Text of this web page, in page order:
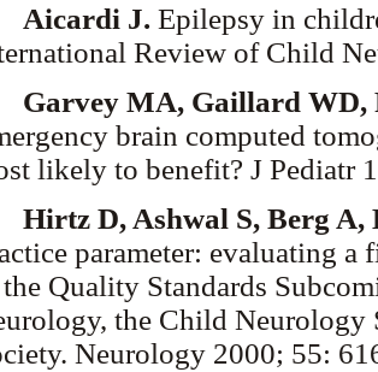
Aicardi J. Epilepsy in
Review of Child
Garvey MA, Gaillard WD,
brain computed
likely to benefit? J Pediatr
Hirtz D, Ashwal S, Berg A,
parameter: evaluating
Quality Standards
the Child Neurology
Neurology 2000; 55: